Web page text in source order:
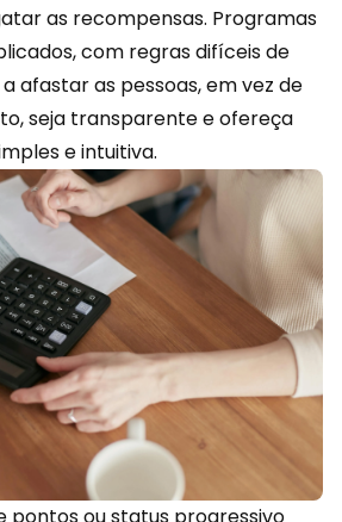
as recompensas. Programas
com regras difíceis de
afastar as pessoas, em vez de
seja transparente e ofereça
e intuitiva.
pontos ou status progressivo